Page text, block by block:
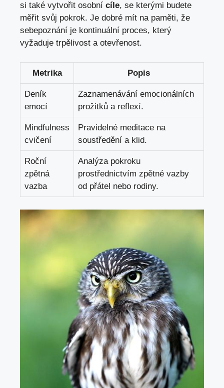
si také vytvořit osobní cíle, se kterými budete
měřit svůj pokrok. Je dobré mít na paměti, že
sebepoznání je kontinuální proces, který
vyžaduje trpělivost a otevřenost.
Metrika Popis
Deník
emocí
Zaznamenávání emocionálních
prožitků a reflexí.
Mindfulness
cvičení
Pravidelné meditace na
soustředění a klid.
Roční
zpětná
vazba
Analýza pokroku
prostřednictvím zpětné vazby
od přátel nebo rodiny.